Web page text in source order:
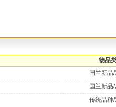
物品
国兰新品
国兰新品
传统品种